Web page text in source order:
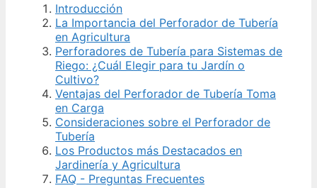
Introducción
La Importancia del Perforador de Tubería
en Agricultura
Perforadores de Tubería para Sistemas de
Riego: ¿Cuál Elegir para tu Jardín o
Cultivo?
Ventajas del Perforador de Tubería Toma
en Carga
Consideraciones sobre el Perforador de
Tubería
Los Productos más Destacados en
Jardinería y Agricultura
FAQ - Preguntas Frecuentes